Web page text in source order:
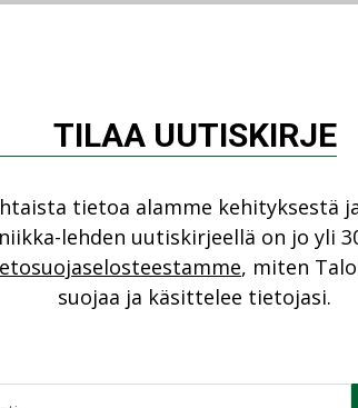
konsultointipalveluihin erikoistunut
Se on perustettu 1989 ja toimii
ja Nivalan alueella.
kasvava erityisosaamisen
kasvavista markkina-alueista.
energiatekniikan
iloisia Aveconin tullessa osaksi
lämpimästi tervetulleiksi”, Swecon
TILAA UUTISKIRJE
tietoa alamme kehityksestä
lehden uutiskirjeellä on jo yli
, miten
suojaa ja käsittelee tietojasi.